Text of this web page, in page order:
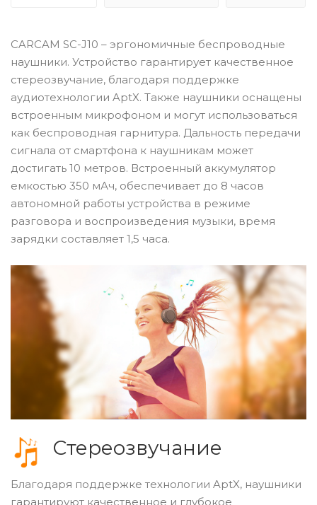
CARCAM SC-J10 – эргономичные беспроводные
наушники. Устройство гарантирует качественное
стереозвучание, благодаря поддержке
аудиотехнологии AptX. Также наушники оснащены
встроенным микрофоном и могут использоваться
как беспроводная гарнитура. Дальность передачи
сигнала от смартфона к наушникам может
достигать 10 метров. Встроенный аккумулятор
емкостью 350 мАч, обеспечивает до 8 часов
автономной работы устройства в режиме
разговора и воспроизведения музыки, время
зарядки составляет 1,5 часа.
Стереозвучание
Благодаря поддержке технологии AptX, наушники
гарантируют качественное и глубокое